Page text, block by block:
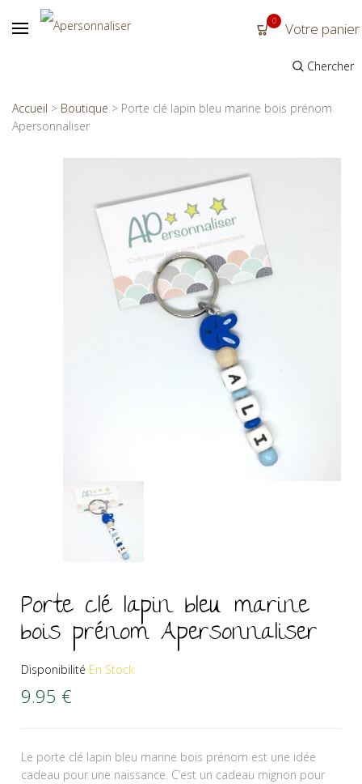
0 Votre panier
Chercher
Accueil > Boutique > Porte clé lapin bleu marine bois prénom
Apersonnaliser
Porte clé lapin bleu marine
bois prénom Apersonnaliser
Disponibilité En Stock
9.95 €
Le porte clé lapin bleu marine bois prénom est une idée
cadeau pour une naissance. C’est un cadeau mignon pour